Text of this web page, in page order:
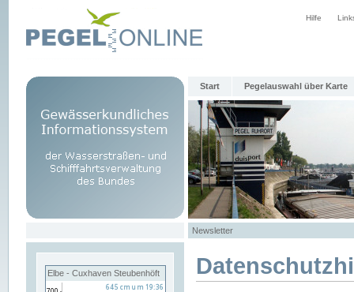
Hilfe
Start Pegelauswahl über Karte
Newsletter
Elbe - Cuxhaven Steubenhöft